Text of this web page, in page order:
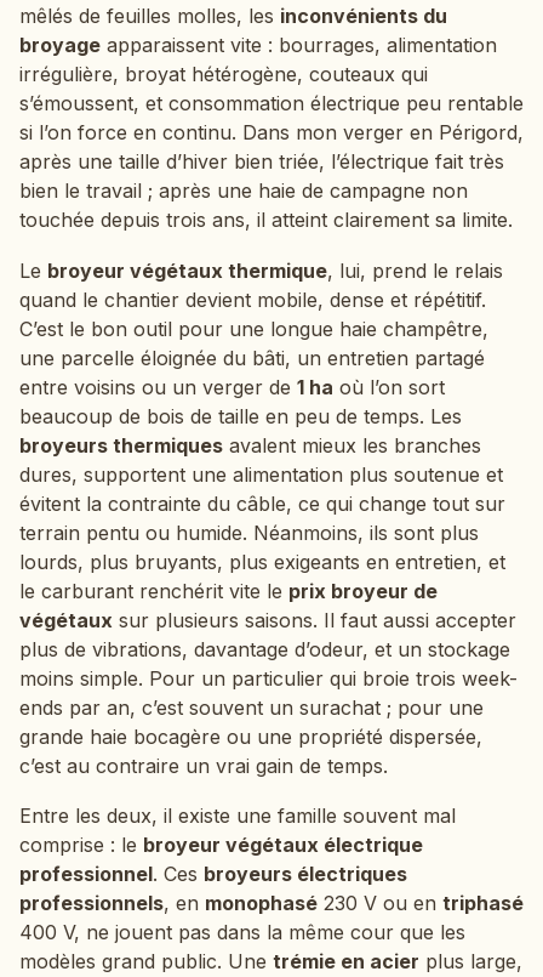
mêlés de feuilles molles, les inconvénients du
broyage apparaissent vite : bourrages, alimentation
irrégulière, broyat hétérogène, couteaux qui
s’émoussent, et consommation électrique peu rentable
si l’on force en continu. Dans mon verger en Périgord,
après une taille d’hiver bien triée, l’électrique fait très
bien le travail ; après une haie de campagne non
touchée depuis trois ans, il atteint clairement sa limite.
Le broyeur végétaux thermique, lui, prend le relais
quand le chantier devient mobile, dense et répétitif.
C’est le bon outil pour une longue haie champêtre,
une parcelle éloignée du bâti, un entretien partagé
entre voisins ou un verger de 1 ha où l’on sort
beaucoup de bois de taille en peu de temps. Les
broyeurs thermiques avalent mieux les branches
dures, supportent une alimentation plus soutenue et
évitent la contrainte du câble, ce qui change tout sur
terrain pentu ou humide. Néanmoins, ils sont plus
lourds, plus bruyants, plus exigeants en entretien, et
le carburant renchérit vite le prix broyeur de
végétaux sur plusieurs saisons. Il faut aussi accepter
plus de vibrations, davantage d’odeur, et un stockage
moins simple. Pour un particulier qui broie trois week-
ends par an, c’est souvent un surachat ; pour une
grande haie bocagère ou une propriété dispersée,
c’est au contraire un vrai gain de temps.
Entre les deux, il existe une famille souvent mal
comprise : le broyeur végétaux électrique
professionnel. Ces broyeurs électriques
professionnels, en monophasé 230 V ou en triphasé
400 V, ne jouent pas dans la même cour que les
modèles grand public. Une trémie en acier plus large,